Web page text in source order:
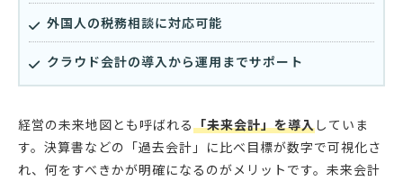
外国人の税務相談に対応可能
クラウド会計の導入から運用までサポート
経営の未来地図とも呼ばれる「未来会計」を導入していま
す。決算書などの「過去会計」に比べ目標が数字で可視化さ
れ、何をすべきかが明確になるのがメリットです。未来会計